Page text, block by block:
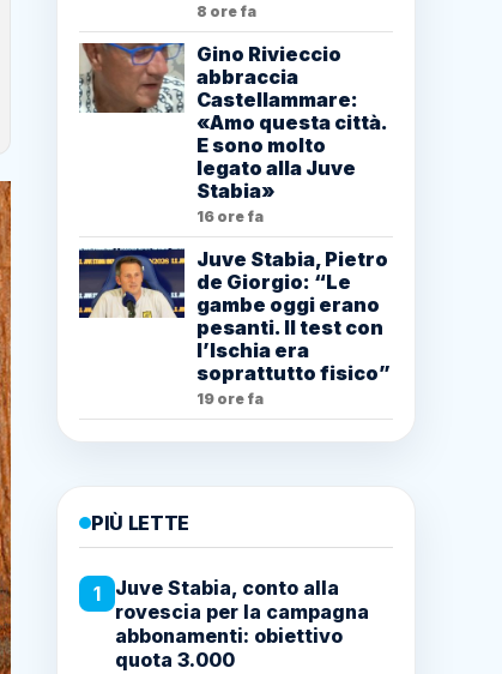
8 ore fa
Gino Rivieccio
abbraccia
Castellammare:
«Amo questa città.
E sono molto
legato alla Juve
Stabia»
16 ore fa
Juve Stabia, Pietro
de Giorgio: “Le
gambe oggi erano
pesanti. Il test con
l’Ischia era
soprattutto fisico”
19 ore fa
PIÙ LETTE
1
Juve Stabia, conto alla
rovescia per la campagna
abbonamenti: obiettivo
quota 3.000